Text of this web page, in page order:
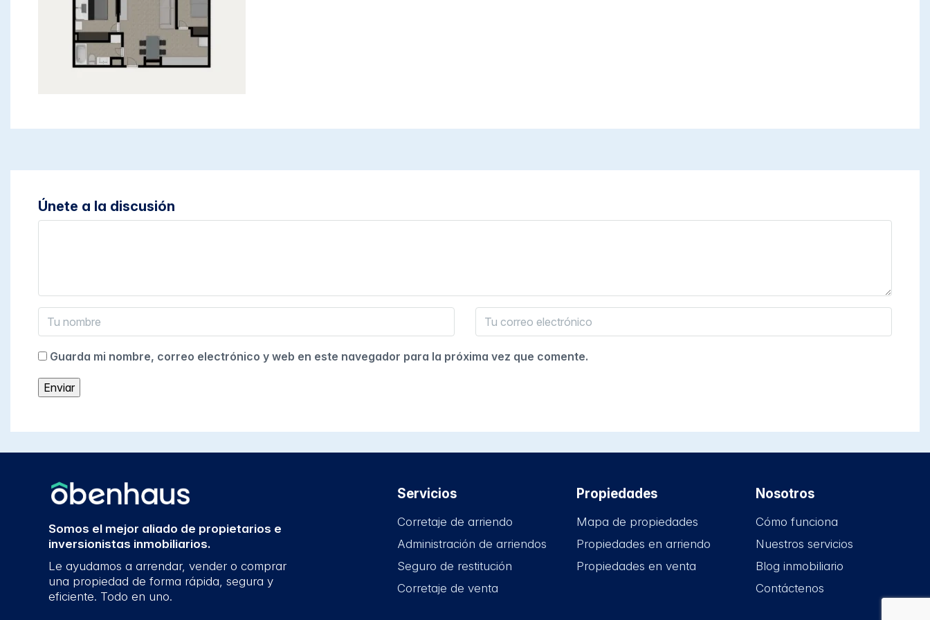
Únete a la discusión
Guarda mi nombre, correo electrónico y web en este navegador para la próxima vez que comente.
Somos el mejor aliado de propietarios e
inversionistas inmobiliarios.
Le ayudamos a arrendar, vender o comprar
una propiedad de forma rápida, segura y
eficiente. Todo en uno.
Servicios
Corretaje de arriendo
Administración de arriendos
Seguro de restitución
Corretaje de venta
Propiedades
Mapa de propiedades
Propiedades en arriendo
Propiedades en venta
Nosotros
Cómo funciona
Nuestros servicios
Blog inmobiliario
Contáctenos